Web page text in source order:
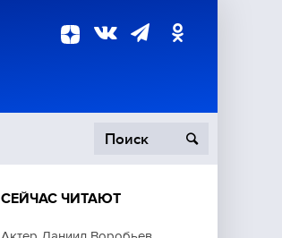
СЕЙЧАС ЧИТАЮТ